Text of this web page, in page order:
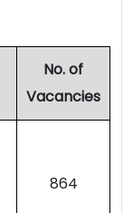
No. of
Vacancies
864